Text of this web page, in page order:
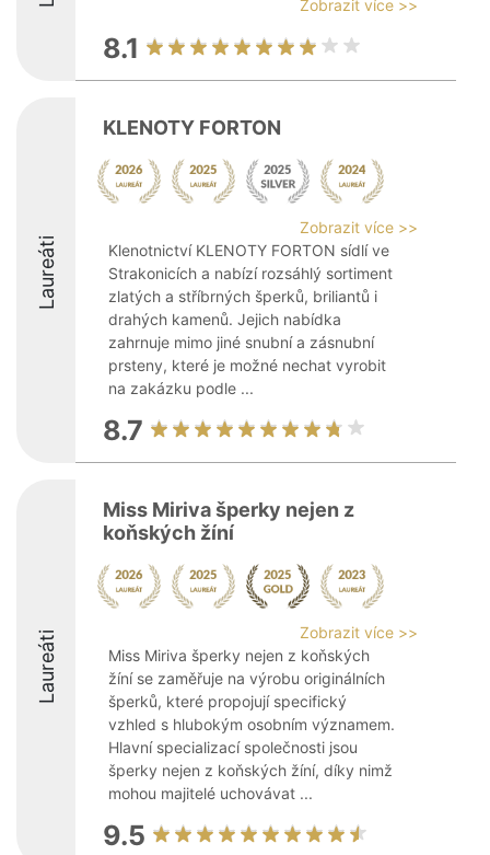
Zobrazit více >>
8.1
Laureáti
KLENOTY FORTON
Zobrazit více >>
Klenotnictví KLENOTY FORTON sídlí ve
Strakonicích a nabízí rozsáhlý sortiment
zlatých a stříbrných šperků, briliantů i
drahých kamenů. Jejich nabídka
zahrnuje mimo jiné snubní a zásnubní
prsteny, které je možné nechat vyrobit
na zakázku podle ...
8.7
Laureáti
Miss Miriva šperky nejen z
koňských žíní
Zobrazit více >>
Miss Miriva šperky nejen z koňských
žíní se zaměřuje na výrobu originálních
šperků, které propojují specifický
vzhled s hlubokým osobním významem.
Hlavní specializací společnosti jsou
šperky nejen z koňských žíní, díky nimž
mohou majitelé uchovávat ...
9.5